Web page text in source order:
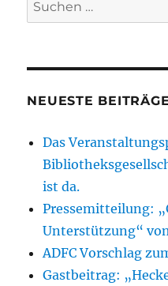
nach:
NEUESTE BEITRÄGE
Das
ist da.
Pressemitteilung:
Unterstützung“
ADFC Vorschlag
Gastbeitrag: